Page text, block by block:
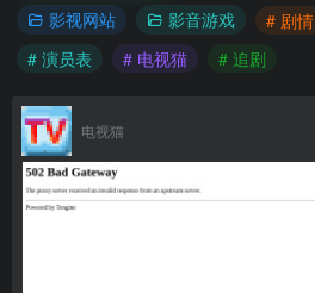
影视网站 影音游戏 # 剧情
# 演员表
# 电视猫 # 追剧
电视猫